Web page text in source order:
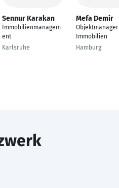
Sennur Karakan
Immobilienmanagem
ent
Karlsruhe
Mefa Demir
Objektmanager
Immobilien
Hamburg